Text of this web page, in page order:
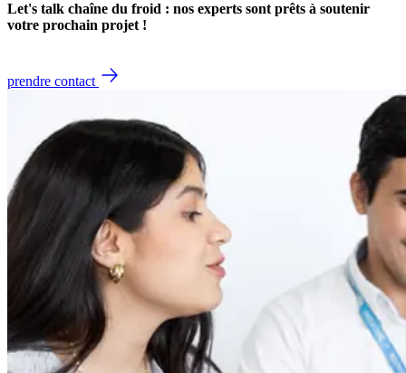
Let's talk chaîne du froid : nos experts sont prêts à soutenir
votre prochain projet !
prendre contact